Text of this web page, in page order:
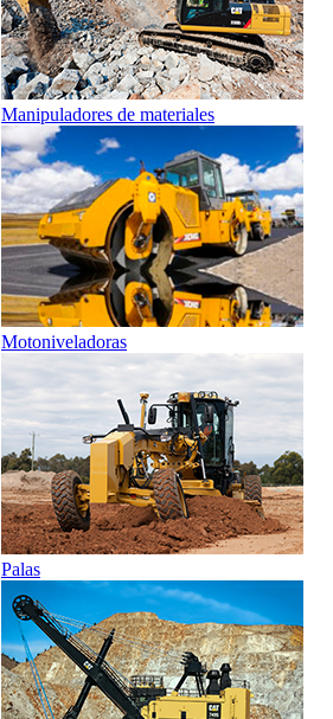
Manipuladores de materiales
Motoniveladoras
Palas